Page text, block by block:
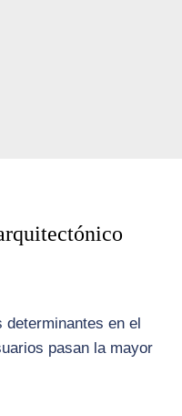
determinantes en el
pasan la mayor